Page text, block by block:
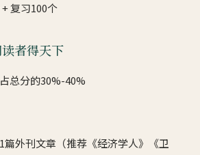
复习100个
者得天下
总分的30%-40%
篇外刊文章（推荐《经济学人》《卫